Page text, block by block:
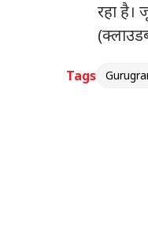
रहा है।
Tags